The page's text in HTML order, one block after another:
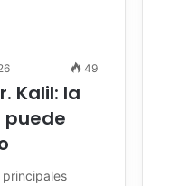
49
Kalil: la
puede
principales